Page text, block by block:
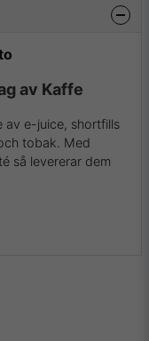
av Kaffe
av e-juice, shortfills
tobak. Med
så levererar dem